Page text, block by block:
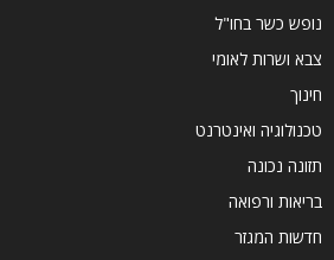
נופש כשר בחו"ל
צבא ושרות לאומי
חינוך
טכנולוגיה ואינטרנט
תזונה נכונה
בריאות ורפואה
חדשות המגזר